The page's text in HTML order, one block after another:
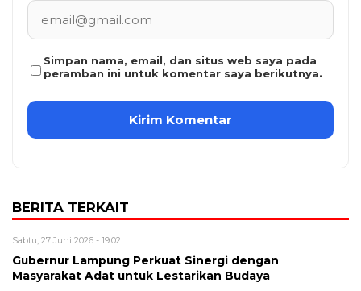
Simpan nama, email, dan situs web saya pada
peramban ini untuk komentar saya berikutnya.
BERITA TERKAIT
Sabtu, 27 Juni 2026 - 19:02
Gubernur Lampung Perkuat Sinergi dengan
Masyarakat Adat untuk Lestarikan Budaya